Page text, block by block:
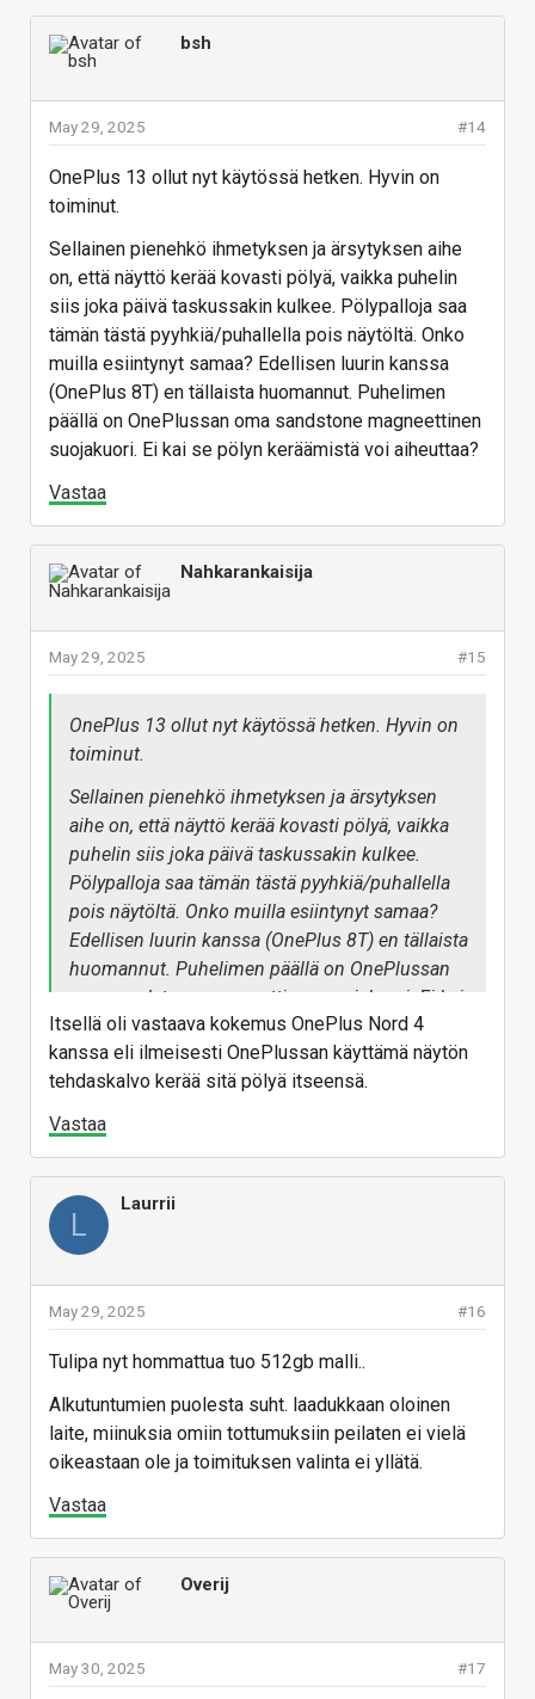
kellotaajuus on korkeintaan 2,4GHz. Akkuvalikon
suorituskykyasetuksella ei ole vaikitusta tähän. Kokeilin
on 620ms kun wanha Galaxy yltää jopa 700ms
tulokseen.
Näytön korkein virkistystaajuus 120Hz on päällä
sovelluskohtaisesti. Oletuksena Firefoxille ja Chromelle
se on korkeintaan 90Hz, tämän voi korjata näytön
asetuksista.
Näytön kirkkaus ulkona on korkea mutta valoisissa
sisätiloissa matalahko siinä missä wanha Galaxy on
samassa tilanteessa selkeästi kirkaampi.
Ladattaessa luuri ei näytä arvioitua valmistumisaikaa
vaan se pitää käydä katsomassa akkuvalikosta.
Vastaa
bsh
#14
May 29, 2025
OnePlus 13 ollut nyt käytössä hetken. Hyvin on
toiminut.
Sellainen pienehkö ihmetyksen ja ärsytyksen aihe
on, että näyttö kerää kovasti pölyä, vaikka puhelin
siis joka päivä taskussakin kulkee. Pölypalloja saa
tämän tästä pyyhkiä/puhallella pois näytöltä. Onko
muilla esiintynyt samaa? Edellisen luurin kanssa
(OnePlus 8T) en tällaista huomannut. Puhelimen
päällä on OnePlussan oma sandstone magneettinen
suojakuori. Ei kai se pölyn keräämistä voi aiheuttaa?
Vastaa
Nahkarankaisija
#15
May 29, 2025
OnePlus 13 ollut nyt käytössä hetken. Hyvin on
toiminut.
Sellainen pienehkö ihmetyksen ja ärsytyksen
aihe on, että näyttö kerää kovasti pölyä, vaikka
puhelin siis joka päivä taskussakin kulkee.
Pölypalloja saa tämän tästä pyyhkiä/puhallella
pois näytöltä. Onko muilla esiintynyt samaa?
Edellisen luurin kanssa (OnePlus 8T) en tällaista
huomannut. Puhelimen päällä on OnePlussan
oma sandstone magneettinen suojakuori. Ei kai
se pölyn keräämistä voi aiheuttaa?
Itsellä oli vastaava kokemus OnePlus Nord 4
kanssa eli ilmeisesti OnePlussan käyttämä näytön
tehdaskalvo kerää sitä pölyä itseensä.
Vastaa
L
Laurrii
#16
May 29, 2025
Tulipa nyt hommattua tuo 512gb malli..
Alkutuntumien puolesta suht. laadukkaan oloinen
laite, miinuksia omiin tottumuksiin peilaten ei vielä
oikeastaan ole ja toimituksen valinta ei yllätä.
Vastaa
Overij
#17
May 30, 2025